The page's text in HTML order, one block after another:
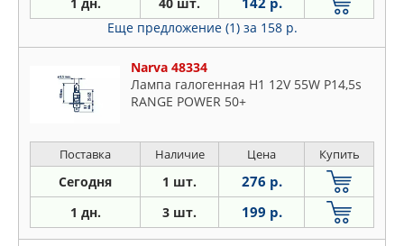
Еще предложение (1) за 158 р.
Narva 48334
Лампа галогенная H1 12V 55W P14,5s
RANGE POWER 50+
Поставка Наличие Цена Купить
Сегодня 1 шт. 276 р.
1 дн. 3 шт. 199 р.